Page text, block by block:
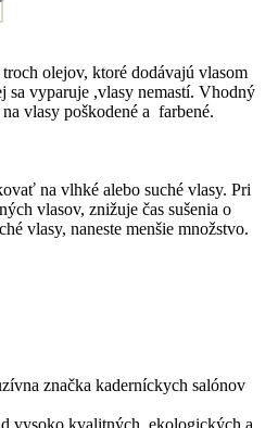
olejov, ktoré dodávajú vlasom
sa vyparuje ,vlasy nemastí. Vhodný
vlasy poškodené a farbené.
na vlhké alebo suché vlasy. Pri
vlasov, znižuje čas sušenia o
vlasy, naneste menšie množstvo.
značka kaderníckych salónov
vysoko kvalitných, ekologických a